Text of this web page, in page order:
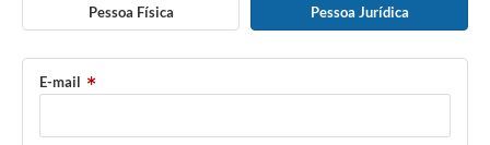
Galeria de Fotos
Audiências Públicas
Arquivos para Download
Pessoa Física Pessoa Jurídica
E-mail